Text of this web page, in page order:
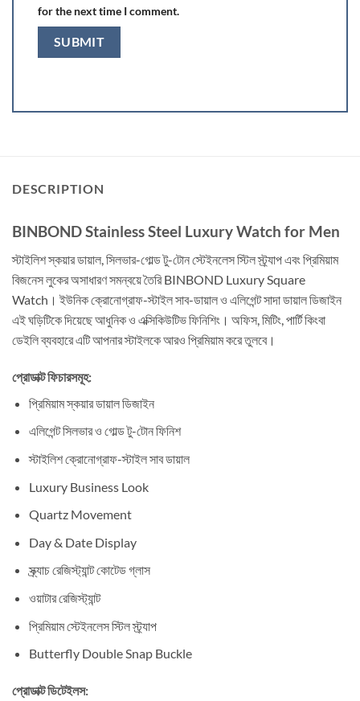
for the next time I comment.
DESCRIPTION
BINBOND Stainless Steel Luxury Watch for Men
স্টাইলিশ স্কয়ার ডায়াল, সিলভার-গোল্ড টু-টোন স্টেইনলেস স্টিল স্ট্র্যাপ এবং প্রিমিয়াম
বিজনেস লুকের অসাধারণ সমন্বয়ে তৈরি BINBOND Luxury Square
Watch। ইউনিক ক্রোনোগ্রাফ-স্টাইল সাব-ডায়াল ও এলিগেন্ট সাদা ডায়াল ডিজাইন
এই ঘড়িটিকে দিয়েছে আধুনিক ও এক্সিকিউটিভ ফিনিশিং। অফিস, মিটিং, পার্টি কিংবা
ডেইলি ব্যবহারে এটি আপনার স্টাইলকে আরও প্রিমিয়াম করে তুলবে।
প্রোডাক্ট ফিচারসমূহ:
প্রিমিয়াম স্কয়ার ডায়াল ডিজাইন
এলিগেন্ট সিলভার ও গোল্ড টু-টোন ফিনিশ
স্টাইলিশ ক্রোনোগ্রাফ-স্টাইল সাব ডায়াল
Luxury Business Look
Quartz Movement
Day & Date Display
স্ক্র্যাচ রেজিস্ট্যান্ট কোটেড গ্লাস
ওয়াটার রেজিস্ট্যান্ট
প্রিমিয়াম স্টেইনলেস স্টিল স্ট্র্যাপ
Butterfly Double Snap Buckle
প্রোডাক্ট ডিটেইলস: